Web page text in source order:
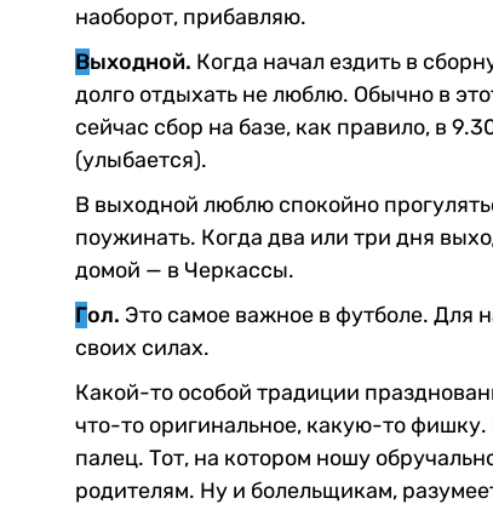
наоборот, прибавляю.
Выходной. Когда начал ездить в
долго отдыхать не люблю. Обычно в
сейчас сбор на базе, как правило, в
(улыбается).
В выходной люблю спокойно
поужинать. Когда два или три дня
домой — в Черкассы.
Гол. Это самое важное в футболе. Для
своих силах.
Какой-то особой традиции
что-то оригинальное, какую-то
палец. Тот, на котором ношу
родителям. Ну и болельщикам,